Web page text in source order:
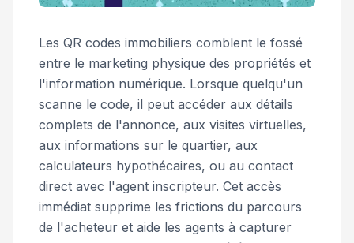
Les QR codes immobiliers comblent le fossé
entre le marketing physique des propriétés et
l'information numérique. Lorsque quelqu'un
scanne le code, il peut accéder aux détails
complets de l'annonce, aux visites virtuelles,
aux informations sur le quartier, aux
calculateurs hypothécaires, ou au contact
direct avec l'agent inscripteur. Cet accès
immédiat supprime les frictions du parcours
de l'acheteur et aide les agents à capturer